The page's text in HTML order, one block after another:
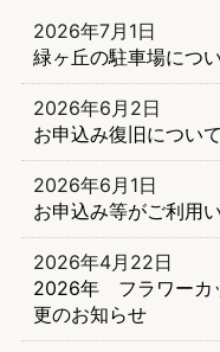
2026年7月1日
緑ヶ丘の駐車場につ
2026年6月2日
お申込み復旧について
2026年6月1日
お申込み等がご利用
2026年4月22日
2026年 フラワーカ
更のお知らせ